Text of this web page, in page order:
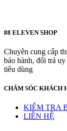
88 ELEVEN SHOP
Chuyên cung cấp
bảo hành, đổi trả
tiêu dùng
CHĂM SÓC KHÁCH
KIỂM TRA
LIÊN HỆ